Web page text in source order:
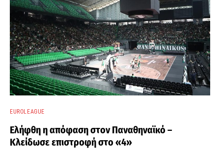
EUROLEAGUE
Ελήφθη η απόφαση στον Παναθηναϊκό –
Κλείδωσε επιστροφή στο «4»